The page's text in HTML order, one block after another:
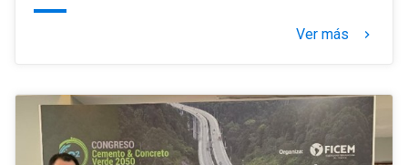
Ver más keyboard_arrow_right